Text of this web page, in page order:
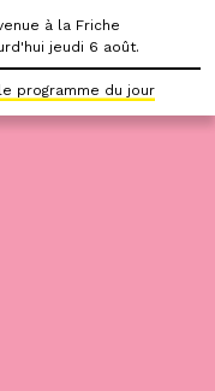
à la Friche
jeudi 6 août.
programme du jour